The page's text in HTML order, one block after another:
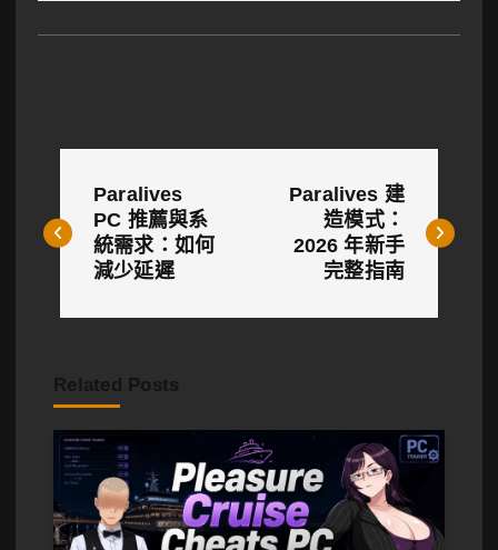
章
導
Paralives
PC 推薦與系
統需求：如何
減少延遲
Paralives 建
造模式：
2026 年新手
完整指南
Related Posts